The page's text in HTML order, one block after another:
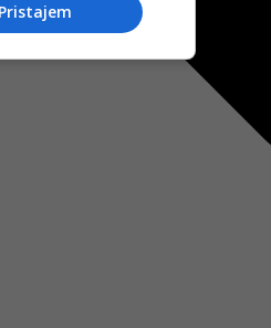
Pristajem